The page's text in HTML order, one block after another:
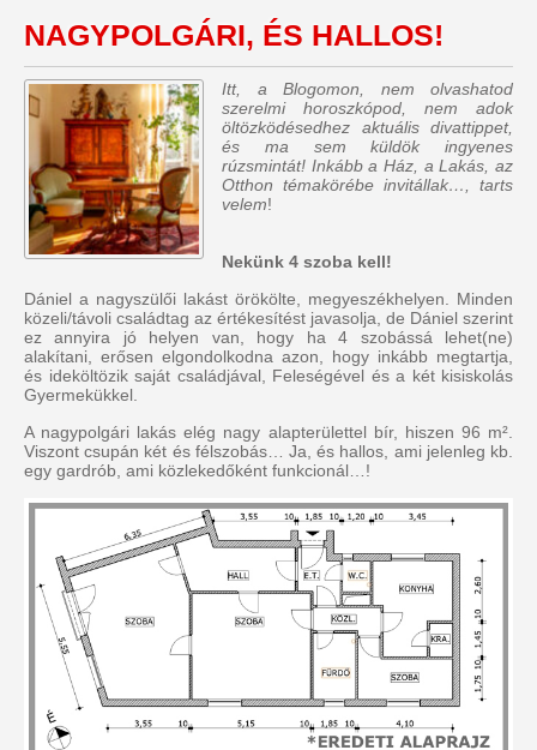
NAGYPOLGÁRI, ÉS HALLOS!
Itt, a Blogomon, nem olvashatod
szerelmi horoszkópod, nem adok
öltözködésedhez aktuális divattippet,
és ma sem küldök ingyenes
rúzsmintát! Inkább a Ház, a Lakás, az
Otthon témakörébe invitállak…, tarts
velem!
Nekünk 4 szoba kell!
Dániel a nagyszülői lakást örökölte, megyeszékhelyen. Minden
közeli/távoli családtag az értékesítést javasolja, de Dániel szerint
ez annyira jó helyen van, hogy ha 4 szobássá lehet(ne)
alakítani, erősen elgondolkodna azon, hogy inkább megtartja,
és ideköltözik saját családjával, Feleségével és a két kisiskolás
Gyermekükkel.
A nagypolgári lakás elég nagy alapterülettel bír, hiszen 96 m².
Viszont csupán két és félszobás… Ja, és hallos, ami jelenleg kb.
egy gardrób, ami közlekedőként funkcionál…!